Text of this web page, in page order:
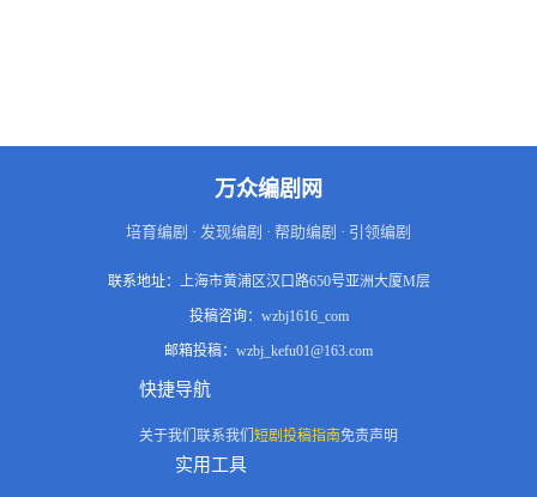
万众编剧网
培育编剧 · 发现编剧 · 帮助编剧 · 引领编剧
联系地址： 上海市黄浦区汉口路650号亚洲大厦M层
投稿咨询： wzbj1616_com
邮箱投稿： wzbj_kefu01@163.com
快捷导航
关于我们 联系我们 短剧投稿指南免责声明
实用工具